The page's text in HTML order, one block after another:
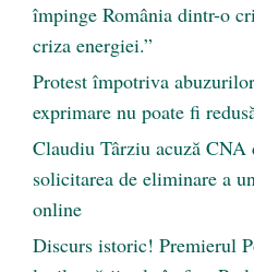
împinge România dintr-o
criza energiei.”
Protest împotriva
exprimare nu poate fi
Claudiu Târziu acuză CNA
solicitarea de eliminare a
online
Discurs istoric! Premierul